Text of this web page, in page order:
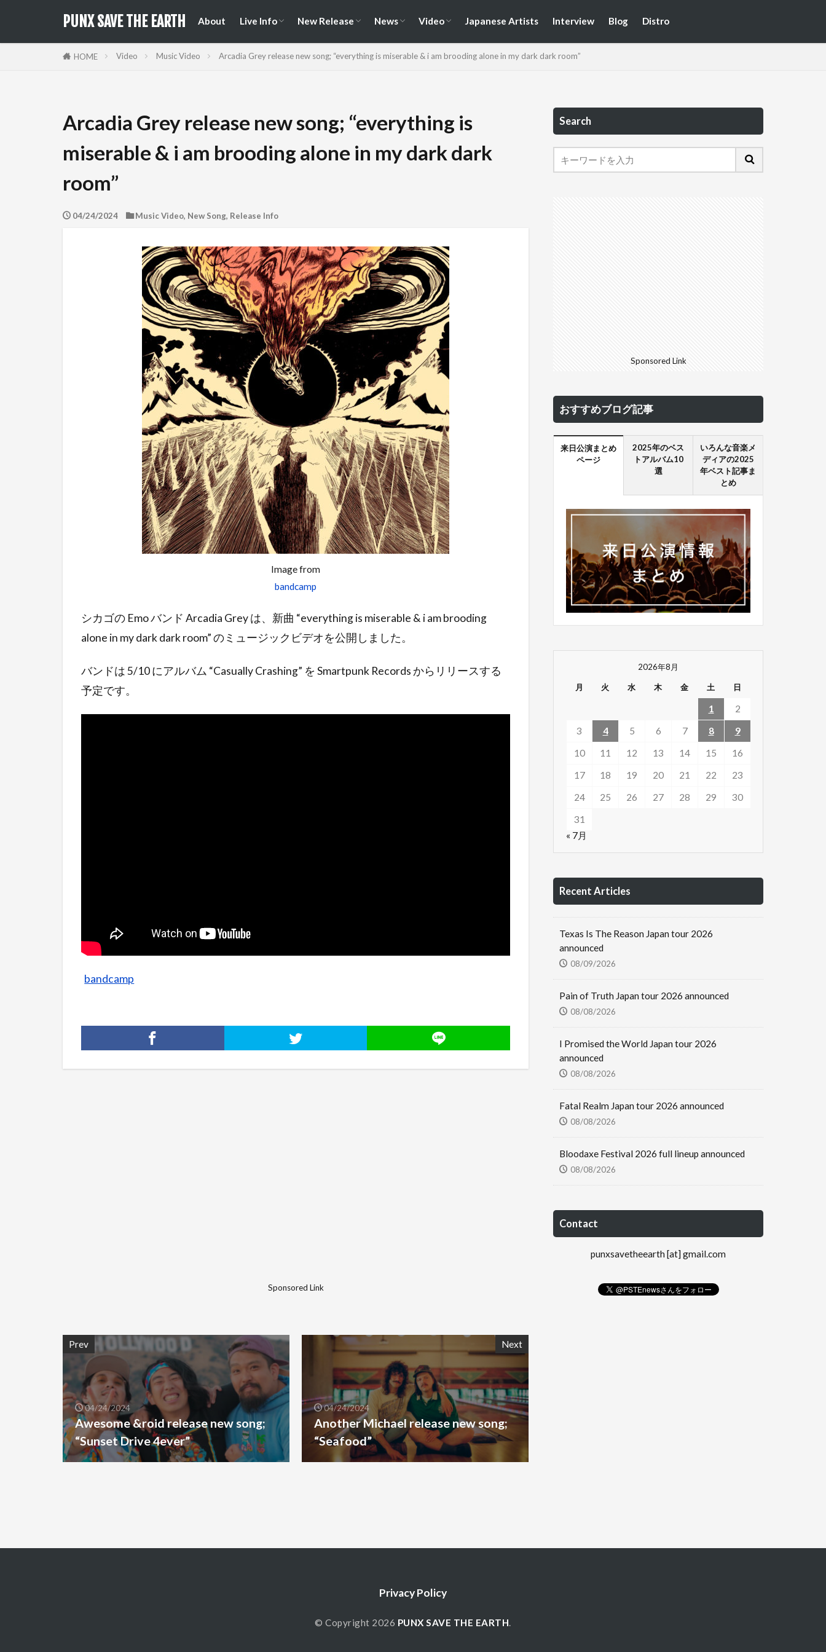
PUNX SAVE THE EARTH About Live Info New Release News Video Japanese Artists Interview Blog Distro
HOME Video Music Video Arcadia Grey release new song; “everything is miserable & i am brooding alone in my dark dark room”
Arcadia Grey release new song; “everything is
miserable & i am brooding alone in my dark dark
room”
04/24/2024 Music Video, New Song, Release Info
Image from
bandcamp
シカゴの Emo バンド Arcadia Grey は、新曲 “everything is miserable & i am brooding
alone in my dark dark room” のミュージックビデオを公開しました。
バンドは 5/10 にアルバム “Casually Crashing” を Smartpunk Records からリリースする
予定です。
bandcamp
Sponsored Link
Prev
04/24/2024
Awesome &roid release new song;
“Sunset Drive 4ever”
Next
04/24/2024
Another Michael release new song;
“Seafood”
Search
Sponsored Link
おすすめブログ記事
来日公演まとめ
ページ
2025年のベス
トアルバム10
選
いろんな音楽メ
ディアの2025
年ベスト記事ま
とめ
2026年8月
月 火 水 木 金 土 日
1
2
3
4 5 6 7 8
9
10
11 12 13 14 15
16
17
18 19 20 21 22
23
24
25 26 27 28 29
30
31
« 7月
Recent Articles
Texas Is The Reason Japan tour 2026
announced
08/09/2026
Pain of Truth Japan tour 2026 announced
08/08/2026
I Promised the World Japan tour 2026
announced
08/08/2026
Fatal Realm Japan tour 2026 announced
08/08/2026
Bloodaxe Festival 2026 full lineup announced
08/08/2026
Contact
punxsavetheearth [at] gmail.com
Privacy Policy
© Copyright 2026 PUNX SAVE THE EARTH.